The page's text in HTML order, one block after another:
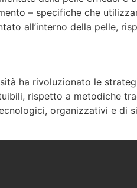
– specifiche che
all’interno della pelle,
ha rivoluzionato le
rispetto a metodiche
organizzativi e di